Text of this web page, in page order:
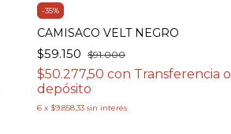
-35%
CAMISACO VELT NEGRO
$59.150 $91.000
$50.277,50 con Transferencia o
depósito
6 x $9.858,33 sin interés